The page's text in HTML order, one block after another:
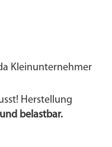
Kleinunternehmer
Herstellung
belastbar.